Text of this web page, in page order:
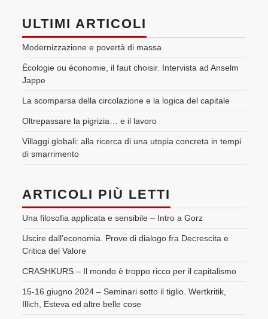
ULTIMI ARTICOLI
Modernizzazione e povertà di massa
Écologie ou économie, il faut choisir. Intervista ad Anselm
Jappe
La scomparsa della circolazione e la logica del capitale
Oltrepassare la pigrizia… e il lavoro
Villaggi globali: alla ricerca di una utopia concreta in tempi
di smarrimento
ARTICOLI PIÙ LETTI
Una filosofia applicata e sensibile – Intro a Gorz
Uscire dall’economia. Prove di dialogo fra Decrescita e
Critica del Valore
CRASHKURS – Il mondo è troppo ricco per il capitalismo
15-16 giugno 2024 – Seminari sotto il tiglio. Wertkritik,
Illich, Esteva ed altre belle cose